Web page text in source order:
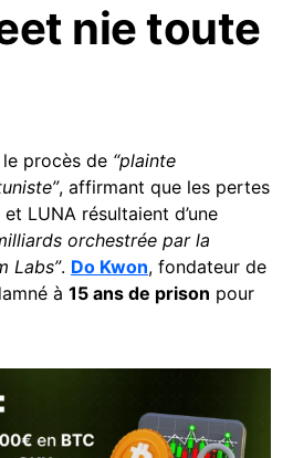
nie toute
procès de “plainte
, affirmant que les pertes
LUNA résultaient d’une
orchestrée par la
Labs”. Do Kwon, fondateur de
à 15 ans de prison pour